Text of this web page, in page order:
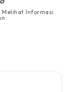
Melihat Informasi